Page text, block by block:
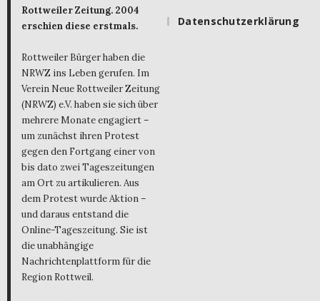
Rottweiler Zeitung. 2004
erschien diese erstmals.
Rottweiler Bürger haben die
NRWZ ins Leben gerufen. Im
Verein Neue Rottweiler Zeitung
(NRWZ) e.V. haben sie sich über
mehrere Monate engagiert –
um zunächst ihren Protest
gegen den Fortgang einer von
bis dato zwei Tageszeitungen
am Ort zu artikulieren. Aus
dem Protest wurde Aktion –
und daraus entstand die
Online-Tageszeitung. Sie ist
die unabhängige
Nachrichtenplattform für die
Region Rottweil.
Datenschutzerklärung